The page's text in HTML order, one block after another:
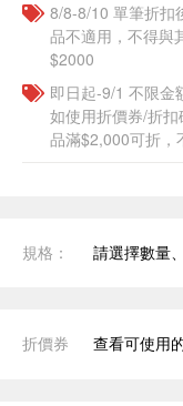
8/8-8/10 單筆折扣
品不適用，不得與
$2000
即日起-9/1 不限金
如使用折價券/折
品滿$2,000可折，
規格： 請選擇數量
折價券 查看可使用